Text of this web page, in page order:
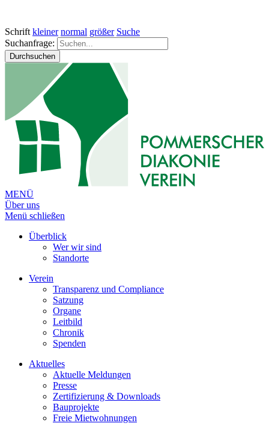
Schrift kleiner normal größer Suche
Suchanfrage:
Durchsuchen
MENÜ
Über uns
Menü schließen
Überblick
Wer wir sind
Standorte
Verein
Transparenz und Compliance
Satzung
Organe
Leitbild
Chronik
Spenden
Aktuelles
Aktuelle Meldungen
Presse
Zertifizierung & Downloads
Bauprojekte
Freie Mietwohnungen